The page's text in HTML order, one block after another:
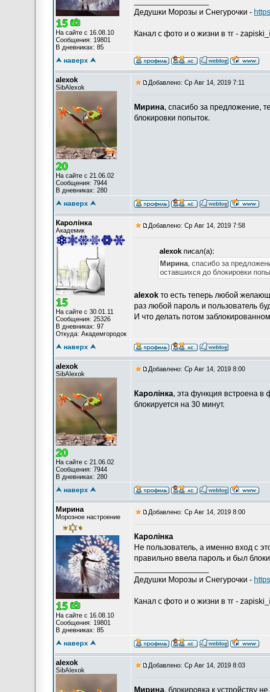
На сайте с 16.08.10
Сообщения: 19801
В дневниках: 85
Дедушки Морозы и Снегурочки -
Канал с фото и о жизни в тг -
⮝ наверх ⮝
alexok
SibAlexok
На сайте с 21.06.02
Сообщения: 7944
В дневниках: 280
Добавлено: Ср Авг 14, 2019 7:11
Мирина, спасибо за предложение,
блокировки попыток.
⮝ наверх ⮝
Каролiнка
Академик
На сайте с 30.01.11
Сообщения: 25326
В дневниках: 97
Откуда: Академгородок
Добавлено: Ср Авг 14, 2019 7:58
alexok писал(а):
Мирина, спасибо за
оставшихся до блокировки
alexok то есть теперь любой
раз любой пароль и пользователь
И что делать потом
⮝ наверх ⮝
alexok
SibAlexok
На сайте с 21.06.02
Сообщения: 7944
В дневниках: 280
Добавлено: Ср Авг 14, 2019 8:00
Каролiнка, эта функция встроена в
блокируется на 30 минут.
⮝ наверх ⮝
Мирина
Морозное настроение
На сайте с 16.08.10
Сообщения: 19801
В дневниках: 85
Добавлено: Ср Авг 14, 2019 8:00
Каролiнка
Не пользователь, а именно вход с
правильно ввела пароль и был
Дедушки Морозы и Снегурочки -
Канал с фото и о жизни в тг -
⮝ наверх ⮝
alexok
SibAlexok
Добавлено: Ср Авг 14, 2019 8:03
Мирина, блокировка к устройству